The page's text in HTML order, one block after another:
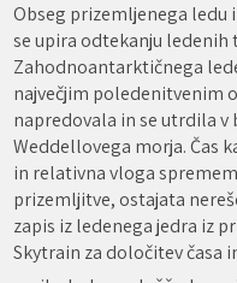
Obseg prizemljenega ledu
se upira odtekanju
Zahodnoantarktičnega
največjim poledenitvenim
napredovala in se utrdila
Weddellovega morja. Čas
in relativna vloga
prizemljitve, ostajata
zapis iz ledenega jedra iz
Skytrain za določitev časa